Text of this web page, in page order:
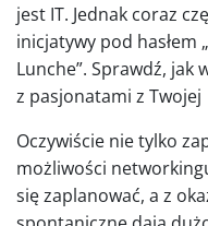
jest IT. Jednak coraz
inicjatywy pod hasłem
Lunche”. Sprawdź, jak
z pasjonatami z
Oczywiście nie tylko
możliwości
się zaplanować, a z